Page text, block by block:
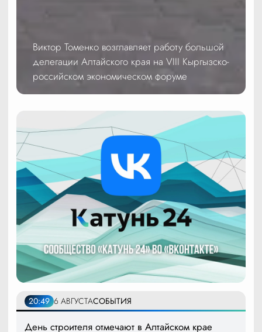
Виктор Томенко возглавляет работу большой
делегации Алтайского края на VIII Кыргызско-
российском экономическом форуме
20:49 6 АВГУСТАСОБЫТИЯ
День строителя отмечают в Алтайском крае